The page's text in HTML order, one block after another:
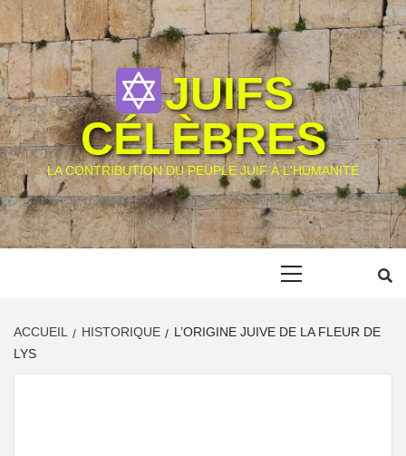
Skip
content
JUIFS
CÉLÈBRES
LA CONTRIBUTION DU PEUPLE JUIF À L'HUMANITÉ
ACCUEIL HISTORIQUE
L’ORIGINE JUIVE DE LA FLEUR DE
LYS